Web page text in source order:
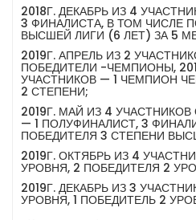
2018Г. ДЕКАБРЬ ИЗ 4
3 ФИНАЛИСТА, В ТОМ ЧИСЛЕ
ВЫСШЕЙ ЛИГИ (6 ЛЕТ) ЗА 5
2019Г. АПРЕЛЬ ИЗ 2
ПОБЕДИТЕЛИ -ЧЕМПИОНЫ,
УЧАСТНИКОВ — 1 ЧЕМПИОН
2 СТЕПЕНИ;
2019Г. МАЙ ИЗ 4
— 1 ПОЛУФИНАЛИСТ, 3
ПОБЕДИТЕЛЯ 3 СТЕПЕНИ
2019Г. ОКТЯБРЬ ИЗ 4
УРОВНЯ, 2 ПОБЕДИТЕЛЯ 2
2019Г. ДЕКАБРЬ ИЗ 3
УРОВНЯ, 1 ПОБЕДИТЕЛЬ 2